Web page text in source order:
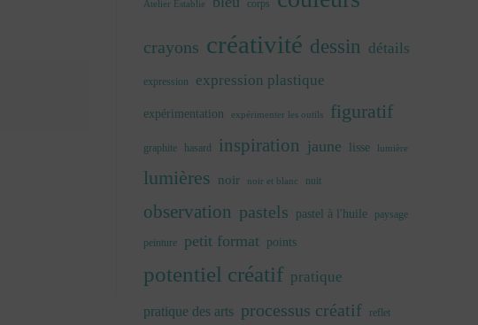
Atelier Establie corps
crayons créativité dessin détails
expression expression plastique
expérimentation expérimenter les outils figuratif
graphite hasard inspiration jaune lisse lumière
lumières noir noir et blanc nuit
observation pastels pastel à l'huile paysage
peinture petit format points
potentiel créatif pratique
pratique des arts processus créatif reflet